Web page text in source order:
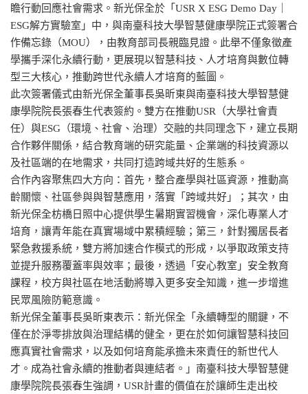
瞻行動回應社會需求。新光保全於「USR X ESG Demo Day｜
ESG解方實驗室」中，與南臺科技大學智慧健康學院正式簽署合
作備忘錄（MOU），由教育部司長親臨見證。此舉不僅象徵產
學攜手深化永續行動，更展現以智慧科技、人才培育與數位轉
型三大核心，推動跨世代永續人才培育的藍圖。
此次簽署儀式由新光保全董事長吳昕東與南臺科技大學智慧健
康學院院長張春生代表簽約。雙方在推動USR（大學社會責
任）與ESG（環境、社會、治理）交融的共同理念下，建立長期
合作夥伴關係，結合教育端的研究能量、企業端的科技資源以
及社區端的在地需求，共同打造跨域共好的生態系。
合作內容聚焦四大方向：首先，整合產學與社區資源，推動高
齡關懷、社區參與與智慧應用，落實「跨域共好」；其次，由
新光保全枋橋日照中心提供學生暑期實習機會，深化專業人才
培育，讓青年能在真實場域中累積經驗；第三，針對獨居長者
緊急救援系統，雙方將加速合作模式的形成，以爭取政策支持
並提升服務覆蓋率與效率；最後，透過「安心教室」安全教育
課程，校方與社區在地活動將導入更多安全知識，進一步增進
民眾風險防範意識。
新光保全董事長吳昕東表示：新光保全「永續轉型的關鍵，不
僅在於淨零排放與治理結構的健全，更在於如何讓智慧科技回
應真實社會需求，以及如何培育能承擔未來責任的新世代人
才。成為社會永續的推動者與連結者。」南臺科技大學智慧健
康學院院長張春生強調，USR計畫的價值在於讓師生走出校